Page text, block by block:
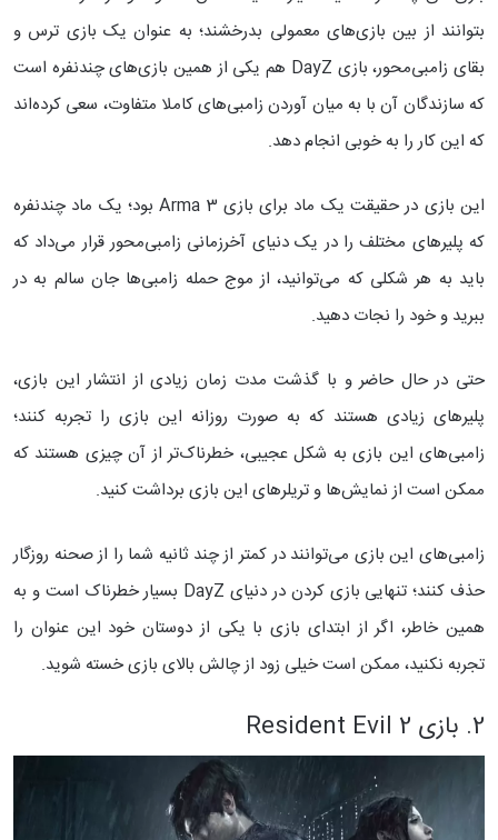
بتوانند از بین بازی‌های معمولی بدرخشند؛ به عنوان یک بازی ترس و
بقای زامبی‌محور، بازی DayZ هم یکی از همین بازی‌های چندنفره است
که سازندگان آن با به میان آوردن زامبی‌های کاملا متفاوت، سعی کرده‌اند
که این کار را به خوبی انجام دهد.
این بازی در حقیقت یک ماد برای بازی Arma 3 بود؛ یک ماد چندنفره
که پلیرهای مختلف را در یک دنیای آخرزمانی زامبی‌محور قرار می‌داد که
باید به هر شکلی که می‌توانید،‌ از موج حمله زامبی‌ها جان سالم به در
ببرید و خود را نجات دهید.
حتی در حال حاضر و با گذشت مدت زمان زیادی از انتشار این بازی،
پلیرهای زیادی هستند که به صورت روزانه این بازی را تجربه کنند؛
زامبی‌های این بازی به شکل عجیبی، خطرناک‌تر از آن چیزی هستند که
ممکن است از نمایش‌ها و تریلرهای این بازی برداشت کنید.
زامبی‌های این بازی می‌توانند در کمتر از چند ثانیه شما را از صحنه روزگار
حذف کنند؛ تنهایی بازی کردن در دنیای DayZ بسیار خطرناک است و به
همین خاطر، اگر از ابتدای بازی با یکی از دوستان خود این عنوان را
تجربه نکنید، ممکن است خیلی زود از چالش بالای بازی خسته شوید.
2. بازی Resident Evil 2